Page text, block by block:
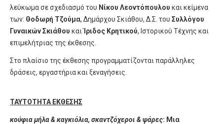
λεύκωμα σε σχεδιασμό του Νίκου Λεοντόπουλου και κείμενα
των: Θοδωρή Τζούμα, Δημάρχου Σκιάθου, Δ.Σ. του Συλλόγου
Γυναικών Σκιάθου καιΊριδος Κρητικού, Ιστορικού Τέχνης και
επιμελήτριας της έκθεσης.
Στο πλαίσιο της έκθεσης προγραμματίζονται παράλληλες
δράσεις, εργαστήρια και ξεναγήσεις.
ΤΑΥΤΟΤΗΤΑ ΕΚΘΕΣΗΣ
κούφια μήλα & καγκιόλια, σκαντζόχεροι & ψάρες: Μια